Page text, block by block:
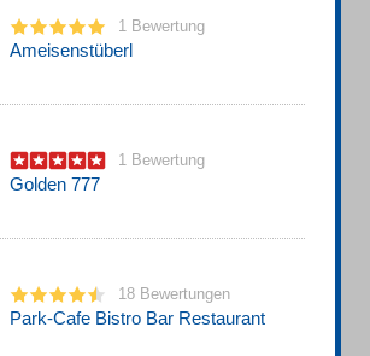
1 Bewertung
Ameisenstüberl
1 Bewertung
Golden 777
18 Bewertungen
Park-Cafe Bistro Bar Restaurant